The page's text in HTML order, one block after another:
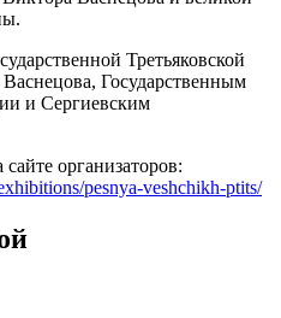
Третьяковской
Государственным
и Сергиевским
организаторов:
pesnya-veshchikh-ptits/